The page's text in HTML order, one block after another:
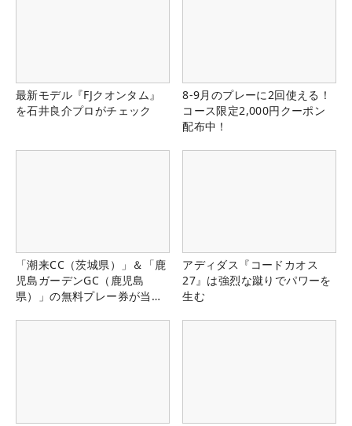
最新モデル『FJクオンタム』
を石井良介プロがチェック
8-9月のプレーに2回使える！
コース限定2,000円クーポン
配布中！
「潮来CC（茨城県）」＆「鹿
児島ガーデンGC（鹿児島
県）」の無料プレー券が当た
アディダス『コードカオス
27』は強烈な蹴りでパワーを
生む